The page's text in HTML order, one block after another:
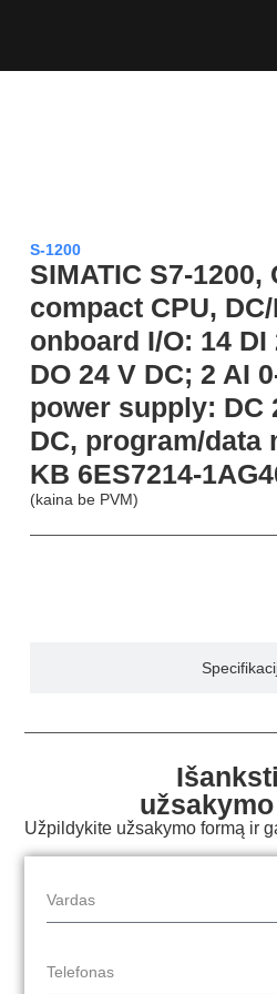
S-1200
SIMATIC S7-1200,
compact CPU,
onboard I/O: 14 DI
DO 24 V DC; 2 AI
power supply: DC
DC, program/data
KB 6ES7214-
(kaina be PVM)
Užpildykite užsakymo formą ir